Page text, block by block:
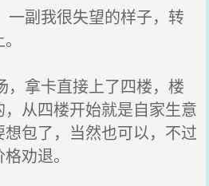
副我很失望的样子，转
拿卡直接上了四楼，楼
从四楼开始就是自家生意
包了，当然也可以，不过
劝退。